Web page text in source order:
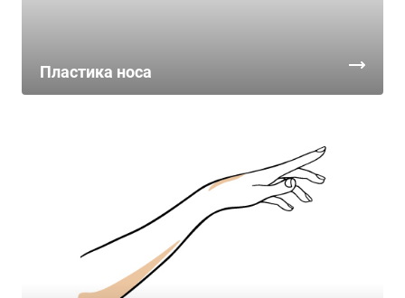
Пластика носа